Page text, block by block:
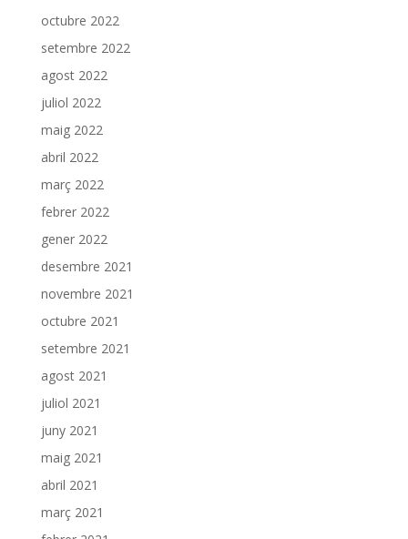
octubre 2022
setembre 2022
agost 2022
juliol 2022
maig 2022
abril 2022
març 2022
febrer 2022
gener 2022
desembre 2021
novembre 2021
octubre 2021
setembre 2021
agost 2021
juliol 2021
juny 2021
maig 2021
abril 2021
març 2021